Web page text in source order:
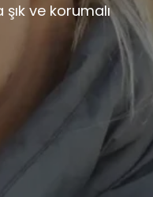
ve korumalı